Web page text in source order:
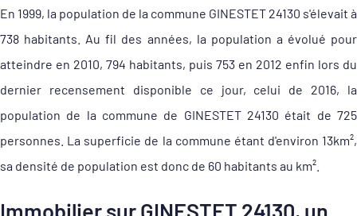
En 1999, la population de la commune GINESTET 24130 s'élevait à
738 habitants. Au fil des années, la population a évolué pour
atteindre en 2010, 794 habitants, puis 753 en 2012 enfin lors du
dernier recensement disponible ce jour, celui de 2016, la
population de la commune de GINESTET 24130 était de 725
personnes. La superficie de la commune étant d'environ 13km²,
sa densité de population est donc de 60 habitants au km².
Immobilier sur GINESTET 24130, un